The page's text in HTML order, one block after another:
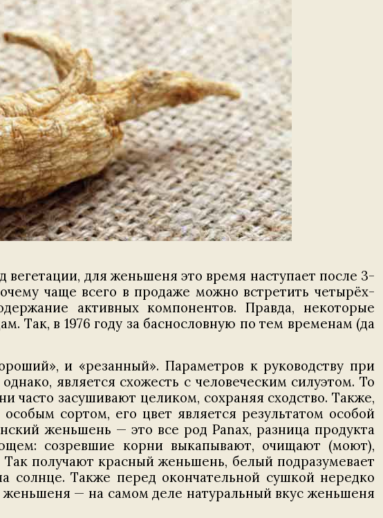
для женьшеня это время наступает после 3-
чаще всего в продаже можно встретить четырёх-
активных компонентов. Правда, некоторые
Так, в 1976 году за баснословную по тем временам (да
и «резанный». Параметров к руководству при
является схожесть с человеческим силуэтом. То
часто засушивают целиком, сохраняя сходство. Также,
сортом, его цвет является результатом особой
женьшень — это все род Panax, разница продукта
созревшие корни выкапывают, очищают (моют),
получают красный женьшень, белый подразумевает
солнце. Также перед окончательной сушкой нередко
— на самом деле натуральный вкус женьшеня